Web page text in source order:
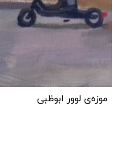
موزه‌ی لوور ابوظبی